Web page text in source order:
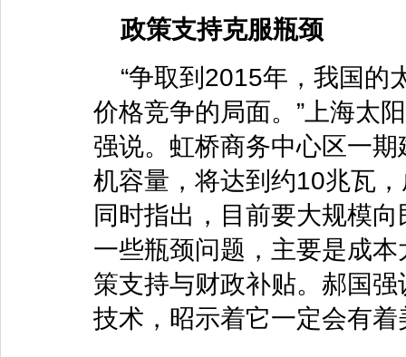
政策支持克服瓶颈
“争取到2015年，我国的
价格竞争的局面。”上海太
强说。虹桥商务中心区一
机容量，将达到约10兆瓦
同时指出，目前要大规模
一些瓶颈问题，主要是成
策支持与财政补贴。郝国
技术，昭示着它一定会有